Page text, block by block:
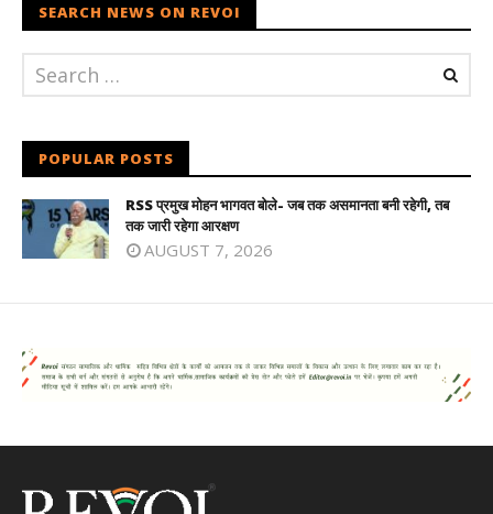
SEARCH NEWS ON REVOI
POPULAR POSTS
RSS प्रमुख मोहन भागवत बोले- जब तक असमानता बनी रहेगी, तब
तक जारी रहेगा आरक्षण
AUGUST 7, 2026